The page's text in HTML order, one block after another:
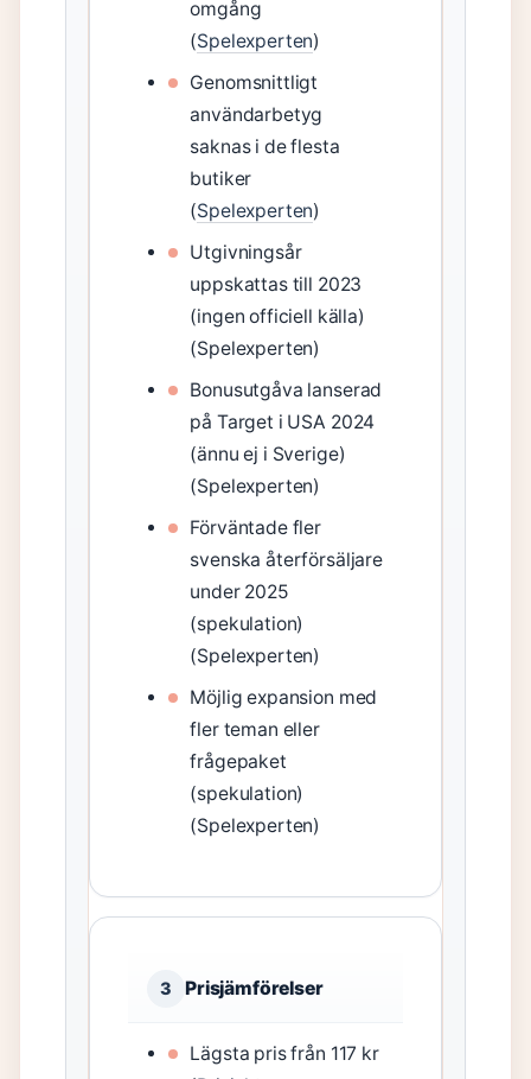
omgång
(Spelexperten)
Genomsnittligt
användarbetyg
saknas i de flesta
butiker
(Spelexperten)
Utgivningsår
uppskattas till 2023
(ingen officiell källa)
(Spelexperten)
Bonusutgåva lanserad
på Target i USA 2024
(ännu ej i Sverige)
(Spelexperten)
Förväntade fler
svenska återförsäljare
under 2025
(spekulation)
(Spelexperten)
Möjlig expansion med
fler teman eller
frågepaket
(spekulation)
(Spelexperten)
3 Prisjämförelser
Lägsta pris från 117 kr